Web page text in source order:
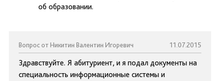
об образовании.
Вопрос от Никитин Валентин Игоревич 11.07.2015
Здравствуйте. Я абитуриент, и я подал документы на
специальность информационные системы и